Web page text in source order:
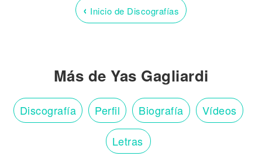
‹ Inicio de Discografías
Más de Yas Gagliardi
Discografía Perfil Biografía Vídeos
Letras